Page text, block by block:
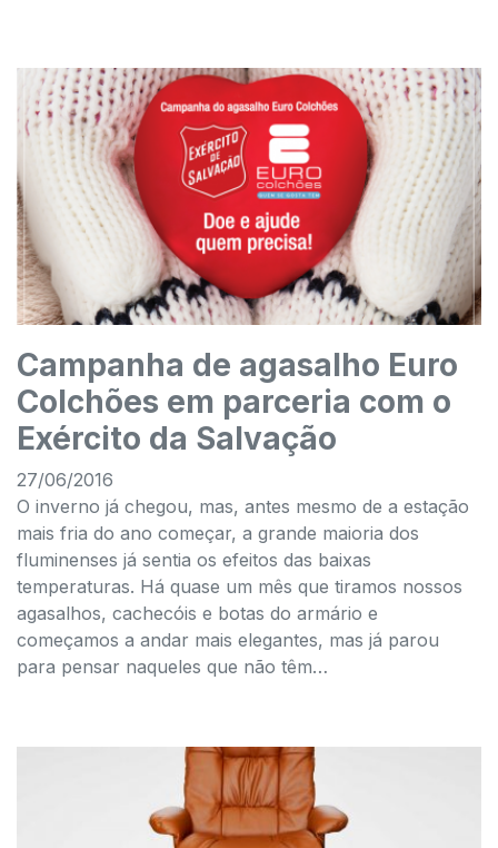
Campanha de agasalho Euro
Colchões em parceria com o
Exército da Salvação
27/06/2016
O inverno já chegou, mas, antes mesmo de a estação
mais fria do ano começar, a grande maioria dos
fluminenses já sentia os efeitos das baixas
temperaturas. Há quase um mês que tiramos nossos
agasalhos, cachecóis e botas do armário e
começamos a andar mais elegantes, mas já parou
para pensar naqueles que não têm…